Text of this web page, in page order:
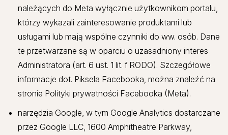
należących do Meta wyłącznie użytkownikom portalu,
którzy wykazali zainteresowanie produktami lub
usługami lub mają wspólne czynniki do ww. osób. Dane
te przetwarzane są w oparciu o uzasadniony interes
Administratora (art. 6 ust. 1 lit. f RODO). Szczegółowe
informacje dot. Piksela Facebooka, można znaleźć na
stronie Polityki prywatności Facebooka (Meta).
narzędzia Google, w tym Google Analytics dostarczane
przez Google LLC, 1600 Amphitheatre Parkway,